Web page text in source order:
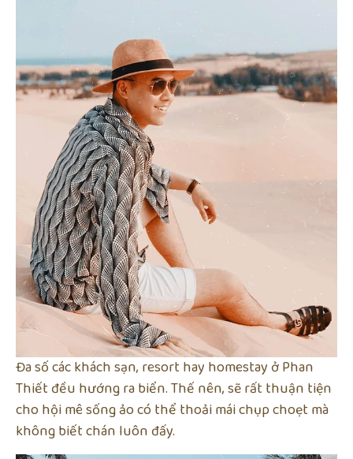
Đa số các khách sạn, resort hay homestay ở Phan
Thiết đều hướng ra biển. Thế nên, sẽ rất thuận tiện
cho hội mê sống ảo có thể thoải mái chụp choẹt mà
không biết chán luôn đấy.